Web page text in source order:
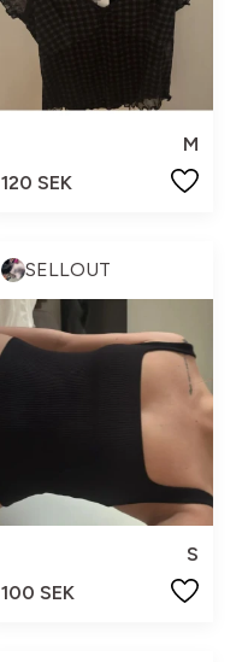
M
120 SEK
SELLOUT
S
100 SEK